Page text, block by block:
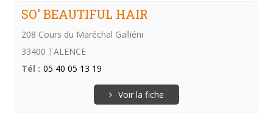
SO' BEAUTIFUL HAIR
208 Cours du Maréchal Galliéni
33400 TALENCE
Tél : 05 40 05 13 19
Voir la fiche